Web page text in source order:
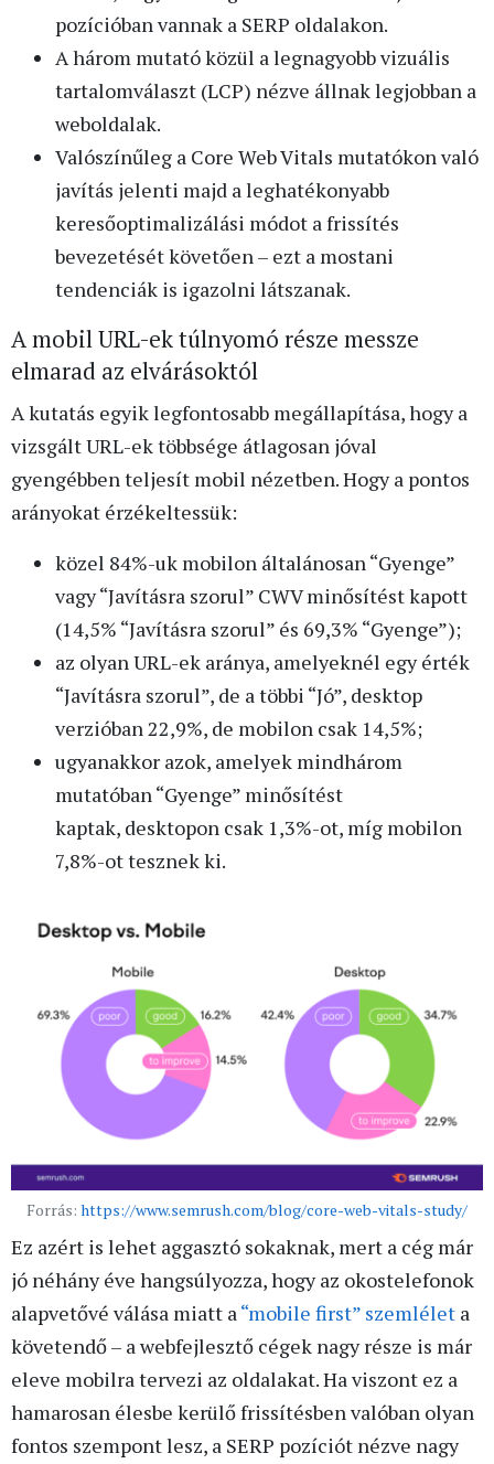
pozícióban vannak a SERP oldalakon.
A három mutató közül a legnagyobb vizuális
tartalomválaszt (LCP) nézve állnak legjobban a
weboldalak.
Valószínűleg a Core Web Vitals mutatókon való
javítás jelenti majd a leghatékonyabb
keresőoptimalizálási módot a frissítés
bevezetését követően – ezt a mostani
tendenciák is igazolni látszanak.
A mobil URL-ek túlnyomó része messze
elmarad az elvárásoktól
A kutatás egyik legfontosabb megállapítása, hogy a
vizsgált URL-ek többsége átlagosan jóval
gyengébben teljesít mobil nézetben. Hogy a pontos
arányokat érzékeltessük:
közel 84%-uk mobilon általánosan “Gyenge”
vagy “Javításra szorul” CWV minősítést kapott
(14,5% “Javításra szorul” és 69,3% “Gyenge”);
az olyan URL-ek aránya, amelyeknél egy érték
“Javításra szorul”, de a többi “Jó”, desktop
verzióban 22,9%, de mobilon csak 14,5%;
ugyanakkor azok, amelyek mindhárom
mutatóban “Gyenge” minősítést
kaptak, desktopon csak 1,3%-ot, míg mobilon
7,8%-ot tesznek ki.
Forrás: https://www.semrush.com/blog/core-web-vitals-study/
Ez azért is lehet aggasztó sokaknak, mert a cég már
jó néhány éve hangsúlyozza, hogy az okostelefonok
alapvetővé válása miatt a“mobile first” szemlélet a
követendő – a webfejlesztő cégek nagy része is már
eleve mobilra tervezi az oldalakat. Ha viszont ez a
hamarosan élesbe kerülő frissítésben valóban olyan
fontos szempont lesz, a SERP pozíciót nézve nagy